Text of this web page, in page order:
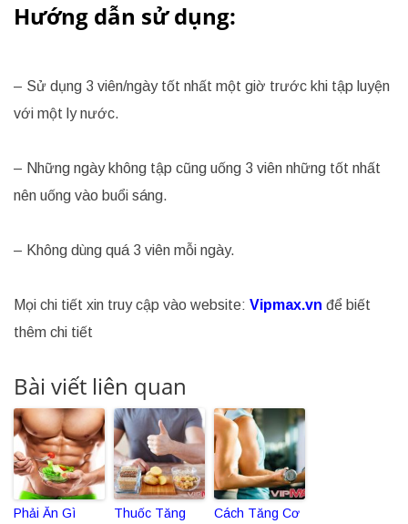
Hướng dẫn sử dụng:
– Sử dụng 3 viên/ngày tốt nhất một giờ trước khi tập luyện
với một ly nước.
– Những ngày không tập cũng uống 3 viên những tốt nhất
nên uống vào buổi sáng.
– Không dùng quá 3 viên mỗi ngày.
Mọi chi tiết xin truy cập vào website: Vipmax.vn để biết
thêm chi tiết
Bài viết liên quan
Phải Ăn Gì
Thuốc Tăng
Cách Tăng Cơ